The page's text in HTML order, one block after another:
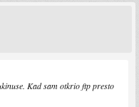
Kad sam otkrio ftp presto